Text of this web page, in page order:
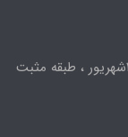
مشهد ، میدان ۱۷شهریور ، مرکز خرید ۱۷شهریور ، طبقه مثبت